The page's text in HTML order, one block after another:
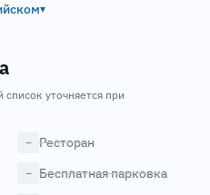
▾
уточняется при
− Ресторан
− Бесплатная парковка